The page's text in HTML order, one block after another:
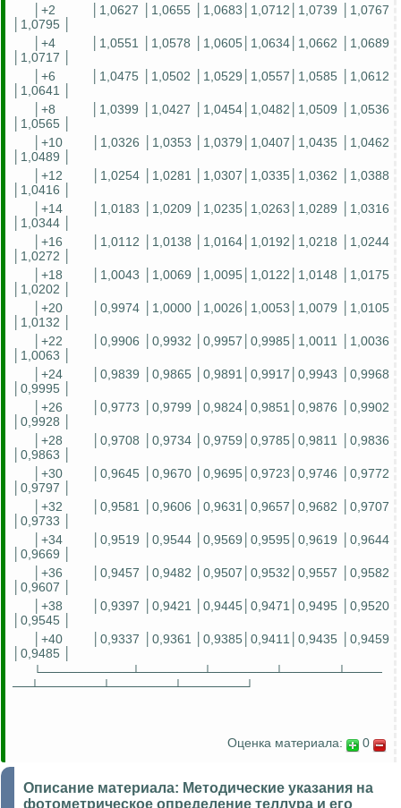
│+2
│1,0627 │1,0655 │1,0683│1,0712│1,0739 │1,0767
│1,0795 │
│+4
│1,0551 │1,0578 │1,0605│1,0634│1,0662 │1,0689
│1,0717 │
│+6
│1,0475 │1,0502 │1,0529│1,0557│1,0585 │1,0612
│1,0641 │
│+8
│1,0399 │1,0427 │1,0454│1,0482│1,0509 │1,0536
│1,0565 │
│+10
│1,0326 │1,0353 │1,0379│1,0407│1,0435 │1,0462
│1,0489 │
│+12
│1,0254 │1,0281 │1,0307│1,0335│1,0362 │1,0388
│1,0416 │
│+14
│1,0183 │1,0209 │1,0235│1,0263│1,0289 │1,0316
│1,0344 │
│+16
│1,0112 │1,0138 │1,0164│1,0192│1,0218 │1,0244
│1,0272 │
│+18
│1,0043 │1,0069 │1,0095│1,0122│1,0148 │1,0175
│1,0202 │
│+20
│0,9974 │1,0000 │1,0026│1,0053│1,0079 │1,0105
│1,0132 │
│+22
│0,9906 │0,9932 │0,9957│0,9985│1,0011 │1,0036
│1,0063 │
│+24
│0,9839 │0,9865 │0,9891│0,9917│0,9943 │0,9968
│0,9995 │
│+26
│0,9773 │0,9799 │0,9824│0,9851│0,9876 │0,9902
│0,9928 │
│+28
│0,9708 │0,9734 │0,9759│0,9785│0,9811 │0,9836
│0,9863 │
│+30
│0,9645 │0,9670 │0,9695│0,9723│0,9746 │0,9772
│0,9797 │
│+32
│0,9581 │0,9606 │0,9631│0,9657│0,9682 │0,9707
│0,9733 │
│+34
│0,9519 │0,9544 │0,9569│0,9595│0,9619 │0,9644
│0,9669 │
│+36
│0,9457 │0,9482 │0,9507│0,9532│0,9557 │0,9582
│0,9607 │
│+38
│0,9397 │0,9421 │0,9445│0,9471│0,9495 │0,9520
│0,9545 │
│+40
│0,9337 │0,9361 │0,9385│0,9411│0,9435 │0,9459
│0,9485 │
└──────────┴───────┴───────┴──────┴────
──┴───────┴───────┴───────┘
Оценка материала: 0
Описание материала: Методические указания на
фотометрическое определение теллура и его